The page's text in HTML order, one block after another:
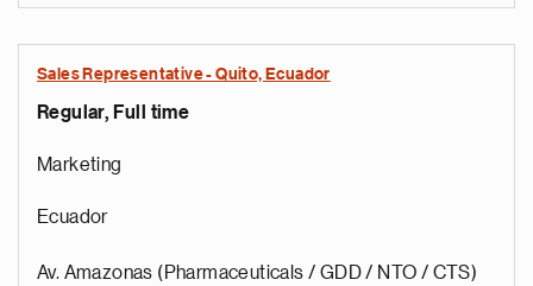
Sales Representative - Quito, Ecuador
Regular, Full time
Marketing
Ecuador
Av. Amazonas (Pharmaceuticals / GDD / NTO / CTS)